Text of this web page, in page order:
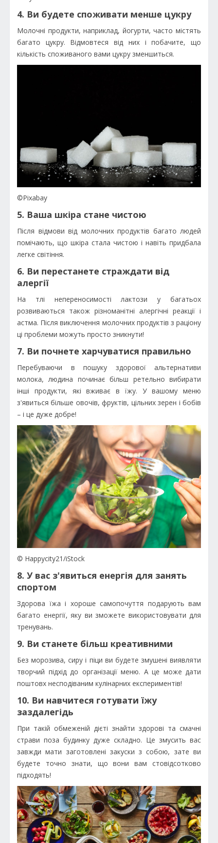
4. Ви будете споживати менше цукру
Молочні продукти, наприклад, йогурти, часто містять
багато цукру. Відмовтеся від них і побачите, що
кількість споживаного вами цукру зменшиться.
©Pixabay
5. Ваша шкіра стане чистою
Після відмови від молочних продуктів багато людей
помічають, що шкіра стала чистою і навіть придбала
легке світіння.
6. Ви перестанете страждати від
алергії
На тлі непереносимості лактози у багатьох
розвиваються також різноманітні алергічні реакції і
астма. Після виключення молочних продуктів з раціону
ці проблеми можуть просто зникнути!
7. Ви почнете харчуватися правильно
Перебуваючи в пошуку здорової альтернативи
молока, людина починає більш ретельно вибирати
інші продукти, які вживає в їжу. У вашому меню
з'явиться більше овочів, фруктів, цільних зерен і бобів
– і це дуже добре!
© Happycity21/iStock
8. У вас з'явиться енергія для занять
спортом
Здорова їжа і хороше самопочуття подарують вам
багато енергії, яку ви зможете використовувати для
тренувань.
9. Ви станете більш креативними
Без морозива, сиру і піци ви будете змушені виявляти
творчий підхід до організації меню. А це може дати
поштовх несподіваним кулінарних експериментів!
10. Ви навчитеся готувати їжу
заздалегідь
При такій обмеженій дієті знайти здорові та смачні
страви поза будинку дуже складно. Це змусить вас
завжди мати заготовлені закуски з собою, зате ви
будете точно знати, що вони вам стовідсотково
підходять!